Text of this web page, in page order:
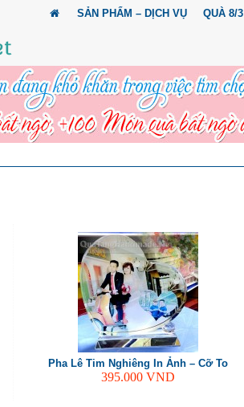
SẢN PHẨM – DỊCH VỤ QUÀ 8/3
Pha Lê Tim Nghiêng In Ảnh – Cỡ To
395.000 VND